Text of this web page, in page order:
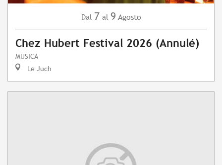
Dal 7 al 9 Agosto
Chez Hubert Festival 2026 (Annulé)
MUSICA
Le Juch